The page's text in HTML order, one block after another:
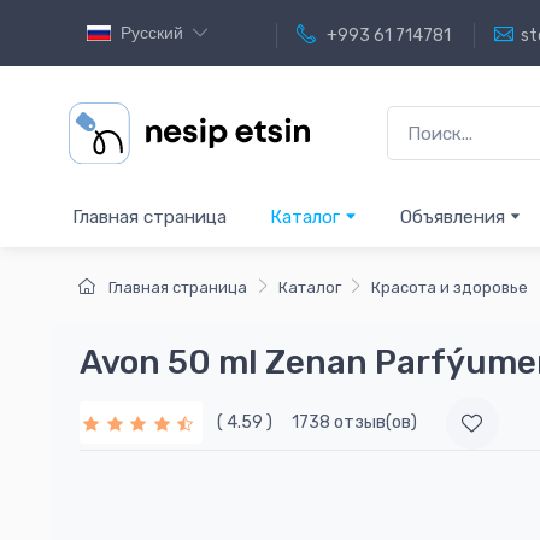
Русский +993 61 714781
Главная страница Каталог Объявления
Главная страница Каталог Красота и здоровье
Avon 50 ml Zenan
( 4.59 ) 1738 отзыв(ов)